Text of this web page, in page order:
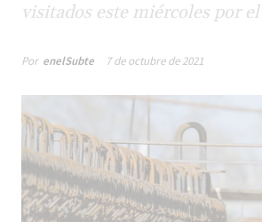
visitados este miércoles por
Por enelSubte 7 de octubre de 2021